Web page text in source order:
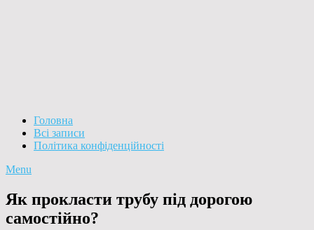
Головна
Всі записи
Політика конфіденційності
Menu
Як прокласти трубу під дорогою
самостійно?